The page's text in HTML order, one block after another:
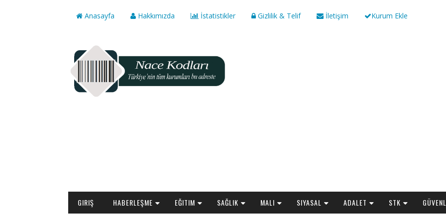
Anasayfa Hakkımızda İstatistikler Gizlilik & Telif İletişim Kurum Ekle
GIRIŞ HABERLEŞME EĞITIM SAĞLIK MALI SIYASAL ADALET STK